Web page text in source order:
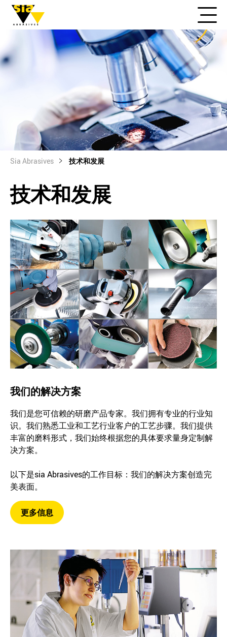
Sia Abrasives 技术和发展
技术和发展
我们的解决方案
我们是您可信赖的研磨产品专家。我们拥有专业的行业知
识。我们熟悉工业和工艺行业客户的工艺步骤。我们提供
丰富的磨料形式，我们始终根据您的具体要求量身定制解
决方案。
以下是sia Abrasives的工作目标：我们的解决方案创造完
美表面。
更多信息